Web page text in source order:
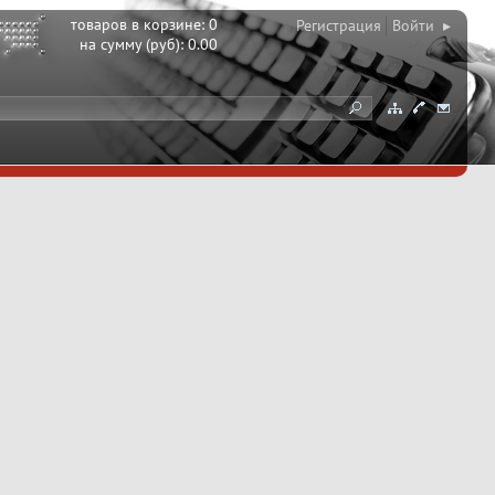
товаров в корзине:0
на сумму (руб):0.00
Регистрация Войти ▸